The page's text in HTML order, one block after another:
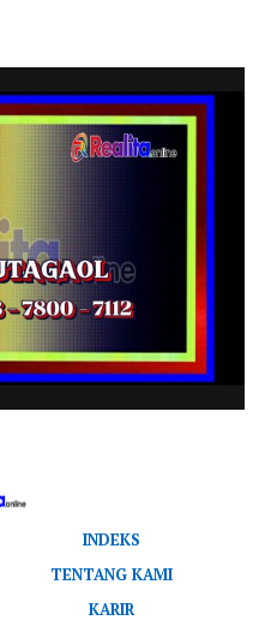
INDEKS
TENTANG KAMI
KARIR